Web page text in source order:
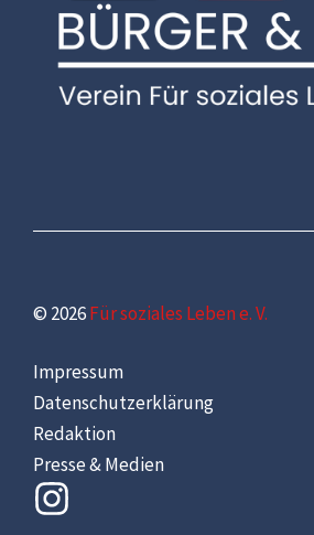
© 2026Für soziales Leben e. V.
Impressum
Datenschutzerklärung
Redaktion
Presse & Medien